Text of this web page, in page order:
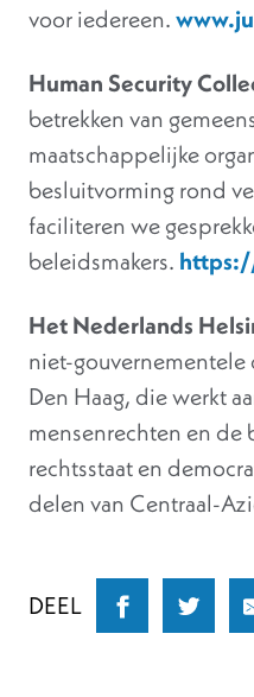
voor iedereen.
Human Security
betrekken van
maatschappelijke
besluitvorming rond
faciliteren we
beleidsmakers.
Het Nederlands
niet-gouvernementele
Den Haag, die werkt
mensenrechten en de
rechtsstaat en
delen van Centraal-
DEEL